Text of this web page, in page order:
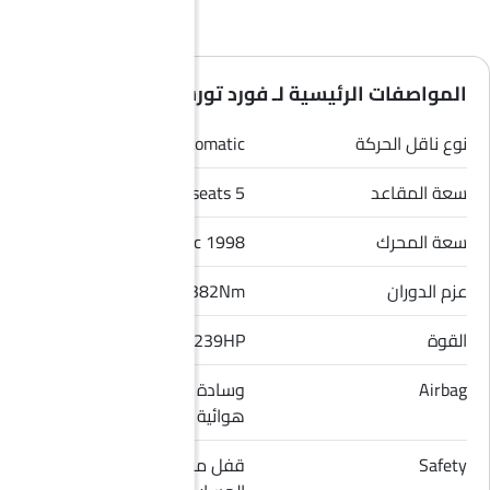
المواصفات الرئيسية لـ فورد تورس 2026
نوع ناقل الحركة
Automatic
سعة المقاعد
5 seats
سعة المحرك
1998 cc
عزم الدوران
382Nm
القوة
239HP
Airbag
وسادة هوائية للسائق, وسادة
هوائية للراكب الأمامي
Safety
قفل مركزي, مؤشر تغيير